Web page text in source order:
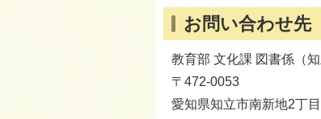
お問い合わせ先
教育部 文化課 図書係（知
〒472-0053
愛知県知立市南新地2丁